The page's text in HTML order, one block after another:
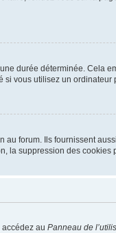
durée déterminée. Cela
si vous utilisez un
forum. Ils fournissent
la suppression des cookies
au Panneau de